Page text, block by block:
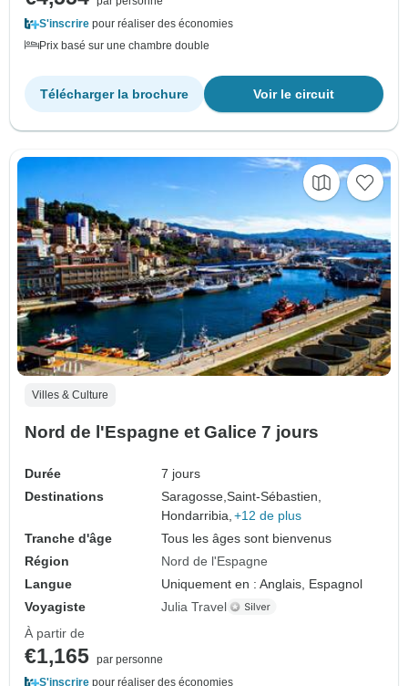
S'inscrire pour réaliser des économies
Prix basé sur une chambre double
Voir le circuit
Télécharger la brochure
Villes & Culture
Nord de l'Espagne et Galice 7 jours
Durée
7 jours
Destinations
Saragosse,Saint-Sébastien,
Hondarribia, +12 de plus
Tranche d'âge
Tous les âges sont bienvenus
Région
Nord de l'Espagne
Langue
Uniquement en : Anglais, Espagnol
Voyagiste
Julia Travel
À partir de
€1,165 par personne
S'inscrire pour réaliser des économies